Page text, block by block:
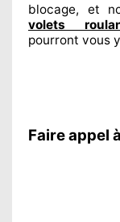
blocage, et
volets
pourront vous
Faire appel